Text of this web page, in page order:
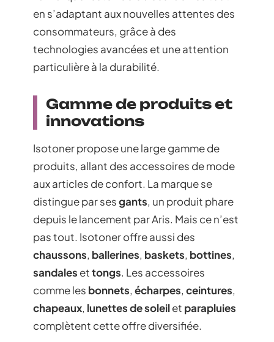
en s’adaptant aux nouvelles attentes des
consommateurs, grâce à des
technologies avancées et une attention
particulière à la durabilité.
Gamme de produits et
innovations
Isotoner propose une large gamme de
produits, allant des accessoires de mode
aux articles de confort. La marque se
distingue par sesgants, un produit phare
depuis le lancement par Aris. Mais ce n’est
pas tout. Isotoner offre aussi des
chaussons, ballerines, baskets, bottines,
sandales ettongs. Les accessoires
comme les bonnets, écharpes, ceintures,
chapeaux, lunettes de soleilet parapluies
complètent cette offre diversifiée.